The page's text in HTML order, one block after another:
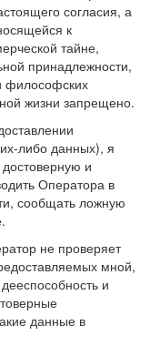
согласия, а
к
тайне,
принадлежности,
философских
жизни запрещено.
либо данных), я
и
Оператора в
сообщать ложную
не проверяет
мной,
и
данные в